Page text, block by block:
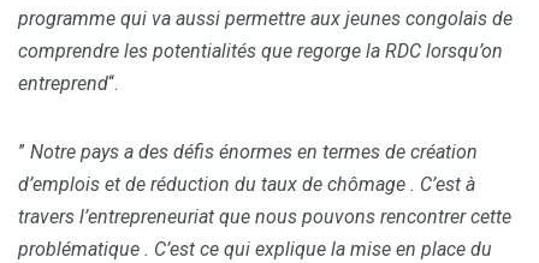
programme qui va aussi permettre aux jeunes congolais de
comprendre les potentialités que regorge la RDC lorsqu’on
entreprend“.
” Notre pays a des défis énormes en termes de création
d’emplois et de réduction du taux de chômage . C’est à
travers l’entrepreneuriat que nous pouvons rencontrer cette
problématique . C’est ce qui explique la mise en place du